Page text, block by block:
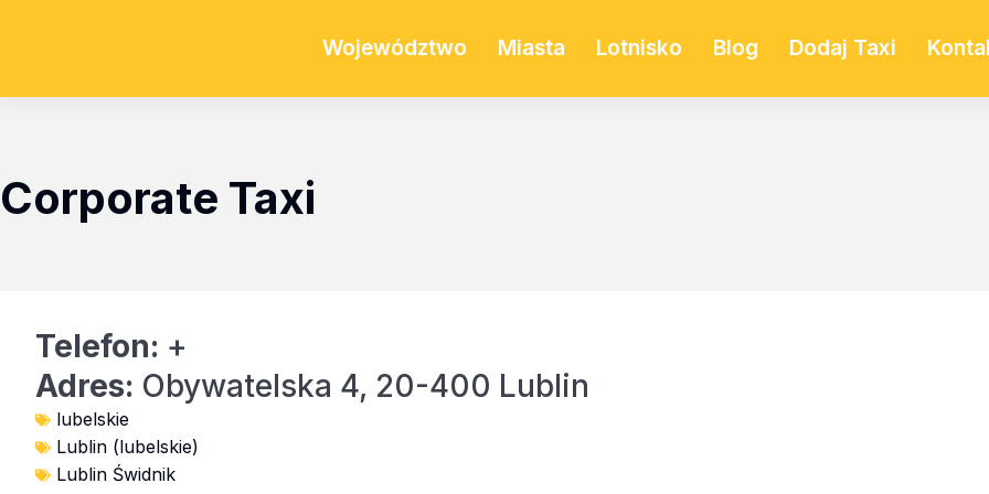
Województwo Miasta Lotnisko Blog Dodaj Taxi
Corporate Taxi
Telefon: +
Adres: Obywatelska 4, 20-400 Lublin
lubelskie
Lublin (lubelskie)
Lublin Świdnik